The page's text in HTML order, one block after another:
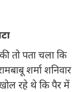
तो पता चला कि
शर्मा शनिवार
रहे थे कि पैर में